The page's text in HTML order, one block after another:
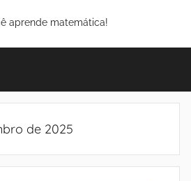
aprende matemática!
de 2025